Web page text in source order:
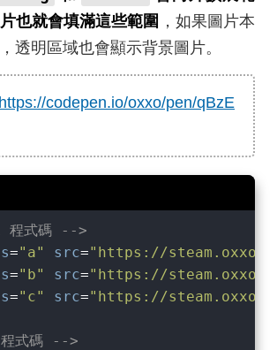
也就會填滿這些範圍 ，如果圖片本
透明區域也會顯示背景圖片。
https://codepen.io/oxxo/pen/qBzE
程式碼 -->
="a" src="https://
="b" src="https://
="c" src="https://
式碼 -->